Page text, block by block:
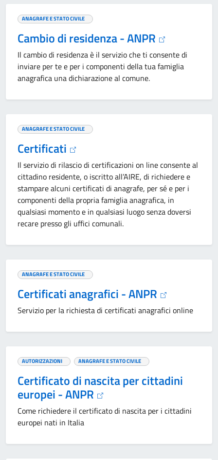
ANAGRAFE E STATO CIVILE
Cambio di residenza - ANPR
Il cambio di residenza è il servizio che ti consente di
inviare per te e per i componenti della tua famiglia
anagrafica una dichiarazione al comune.
ANAGRAFE E STATO CIVILE
Certificati
Il servizio di rilascio di certificazioni on line consente al
cittadino residente, o iscritto all’AIRE, di richiedere e
stampare alcuni certificati di anagrafe, per sé e per i
componenti della propria famiglia anagrafica, in
qualsiasi momento e in qualsiasi luogo senza doversi
recare presso gli uffici comunali.
ANAGRAFE E STATO CIVILE
Certificati anagrafici - ANPR
Servizio per la richiesta di certificati anagrafici online
AUTORIZZAZIONI ANAGRAFE E STATO CIVILE
Certificato di nascita per cittadini
europei - ANPR
Come richiedere il certificato di nascita per i cittadini
europei nati in Italia